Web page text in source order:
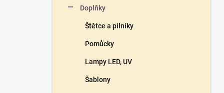
Doplňky
Štětce a pilníky
Pomůcky
Lampy LED, UV
Šablony